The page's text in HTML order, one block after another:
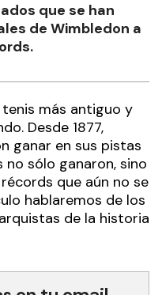
que se han
de Wimbledon a
más antiguo y
Desde 1877,
ganar en sus pistas
no sólo ganaron, sino
que aún no se
hablaremos de los
de la historia